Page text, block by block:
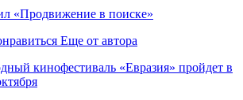
«Продвижение в поиске»
Еще от автора
кинофестиваль «Евразия» пройдет в